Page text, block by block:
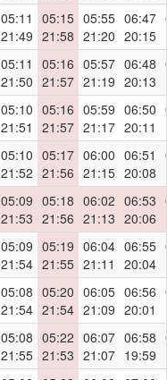
05:11
21:49
05:15
21:58
05:55
21:20
06:47
20:15
05:11
21:50
05:16
21:57
05:57
21:19
06:48
20:13
05:10
21:51
05:16
21:57
05:59
21:17
06:50
20:11
05:10
21:52
05:17
21:56
06:00
21:15
06:51
20:08
05:09
21:53
05:18
21:56
06:02
21:13
06:53
20:06
05:09
21:54
05:19
21:55
06:04
21:11
06:55
20:04
05:08
21:54
05:20
21:54
06:05
21:09
06:56
20:01
05:08
21:55
05:22
21:53
06:07
21:07
06:58
19:59